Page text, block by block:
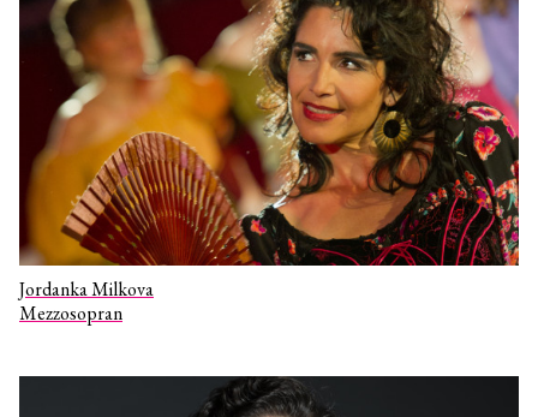
Jordanka Milkova
Mezzosopran